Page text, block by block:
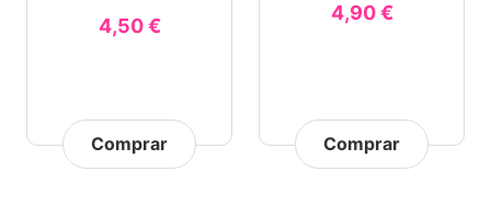
4,50 €
Comprar
4,90 €
Comprar